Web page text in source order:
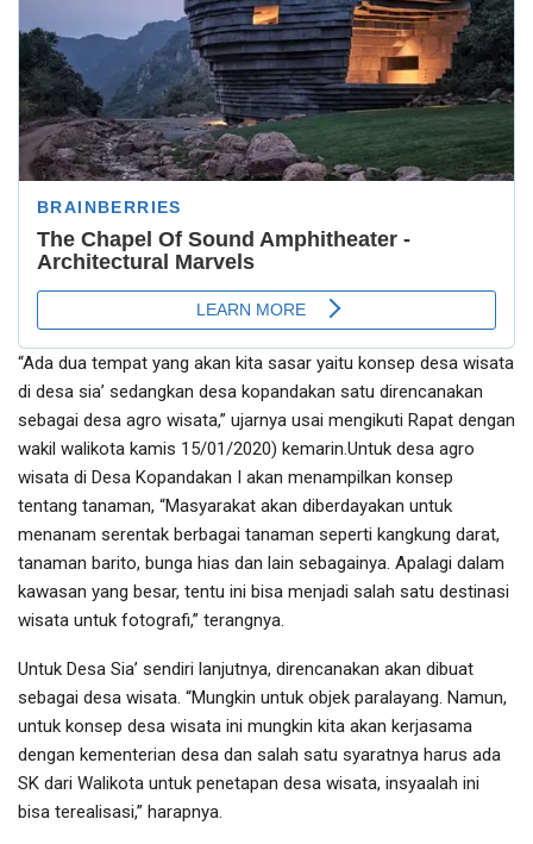
“Ada dua tempat yang akan kita sasar yaitu konsep desa wisata
di desa sia’ sedangkan desa kopandakan satu direncanakan
sebagai desa agro wisata,” ujarnya usai mengikuti Rapat dengan
wakil walikota kamis 15/01/2020) kemarin.Untuk desa agro
wisata di Desa Kopandakan I akan menampilkan konsep
tentang tanaman, “Masyarakat akan diberdayakan untuk
menanam serentak berbagai tanaman seperti kangkung darat,
tanaman barito, bunga hias dan lain sebagainya. Apalagi dalam
kawasan yang besar, tentu ini bisa menjadi salah satu destinasi
wisata untuk fotografi,” terangnya.
Untuk Desa Sia’ sendiri lanjutnya, direncanakan akan dibuat
sebagai desa wisata. “Mungkin untuk objek paralayang. Namun,
untuk konsep desa wisata ini mungkin kita akan kerjasama
dengan kementerian desa dan salah satu syaratnya harus ada
SK dari Walikota untuk penetapan desa wisata, insyaalah ini
bisa terealisasi,” harapnya.